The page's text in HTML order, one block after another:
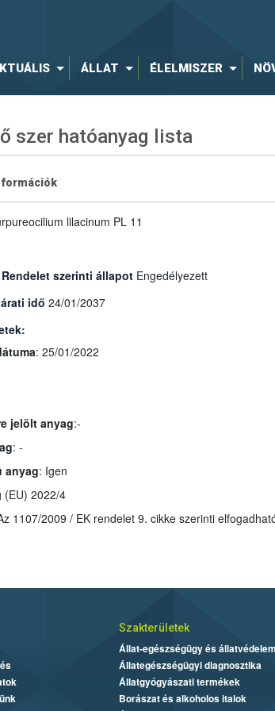
ÁLLAT ÉLELMISZER
szer hatóanyag lista
lilacinum PL 11
Rendelet szerinti állapot Engedélyezett
idő 24/01/2037
: 25/01/2022
jelölt anyag:-
: -
anyag: Igen
(EU) 2022/4
: Az 1107/2009 / EK rendelet 9.
Szakterületek
Állat-egészségügy és állatvédelem
Állategészségügyi diagnosztika
Állatgyógyászati termékek
Borászat és alkoholos italok